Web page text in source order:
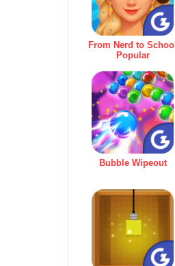
From Nerd to School
Popular
Bubble Wipeout